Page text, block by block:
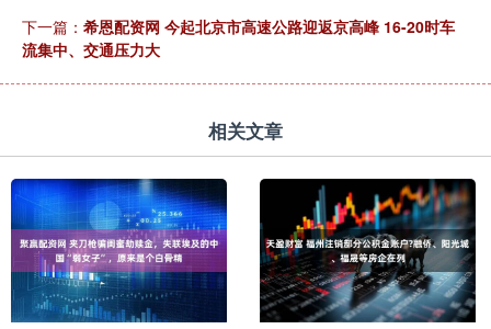
下一篇： 希恩配资网 今起北京市高速公路迎返京高峰 16-20时车
流集中、交通压力大
相关文章